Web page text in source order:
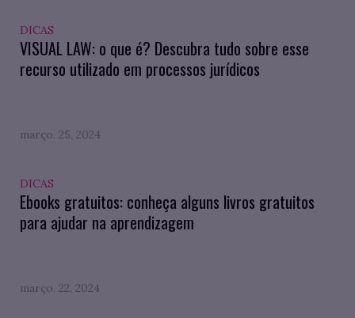
DICAS
VISUAL LAW: o que é? Descubra tudo sobre esse
recurso utilizado em processos jurídicos
março. 25, 2024
DICAS
Ebooks gratuitos: conheça alguns livros gratuitos
para ajudar na aprendizagem
março. 22, 2024